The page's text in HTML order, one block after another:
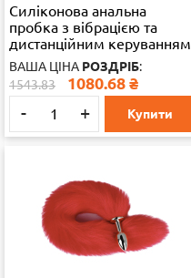
Силіконова анальна
пробка з вібрацією та
дистанційним керуванням
PlugX Light, 9 режимів,
чорна
ВАША ЦІНА РОЗДРІБ:
1543.83
1080.68 ₴
- + Купити